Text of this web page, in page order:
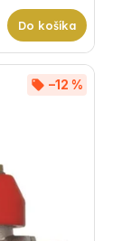
Do košíka
–12 %